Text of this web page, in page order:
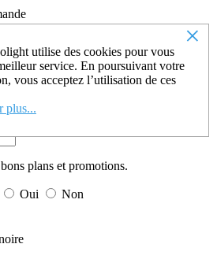
×
utilise des cookies pour vous
service. En poursuivant votre
vous acceptez l’utilisation de ces
plus...
n'est plus disponible actuellement.
dès que ce produit est en stock ?
plans et promotions.
Oui Non